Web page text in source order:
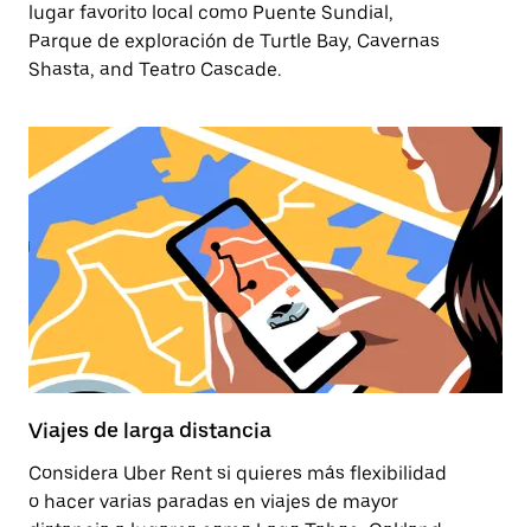
lugar favorito local como Puente Sundial,
Parque de exploración de Turtle Bay, Cavernas
Shasta, and Teatro Cascade.
Viajes de larga distancia
Considera Uber Rent si quieres más flexibilidad
o hacer varias paradas en viajes de mayor